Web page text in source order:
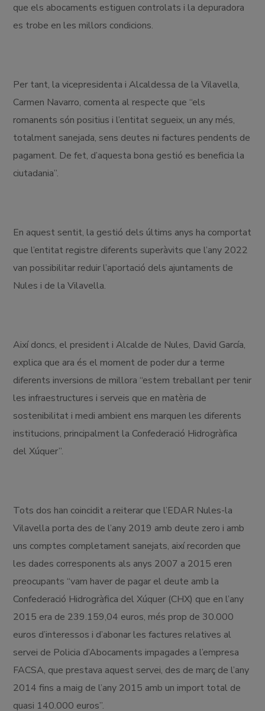
que els abocaments estiguen controlats i la depuradora
es trobe en les millors condicions.
Per tant, la vicepresidenta i Alcaldessa de la Vilavella,
Carmen Navarro, comenta al respecte que “els
romanents són positius i l’entitat segueix, un any més,
totalment sanejada, sens deutes ni factures pendents de
pagament. De fet, d’aquesta bona gestió es beneficia la
ciutadania”.
En aquest sentit, la gestió dels últims anys ha comportat
que l’entitat registre diferents superàvits que l’any 2022
van possibilitar reduir l’aportació dels ajuntaments de
Nules i de la Vilavella.
Així doncs, el president i Alcalde de Nules, David García,
explica que ara és el moment de poder dur a terme
diferents inversions de millora “estem treballant per tenir
les infraestructures i serveis que en matèria de
sostenibilitat i medi ambient ens marquen les diferents
institucions, principalment la Confederació Hidrogràfica
del Xúquer”.
Tots dos han coincidit a reiterar que l’EDAR Nules-la
Vilavella porta des de l’any 2019 amb deute zero i amb
uns comptes completament sanejats, així recorden que
les dades corresponents als anys 2007 a 2015 eren
preocupants “vam haver de pagar el deute amb la
Confederació Hidrogràfica del Xúquer (CHX) que en l’any
2015 era de 239.159,04 euros, més prop de 30.000
euros d’interessos i d’abonar les factures relatives al
servei de Policia d’Abocaments impagades a l’empresa
FACSA, que prestava aquest servei, des de març de l’any
2014 fins a maig de l’any 2015 amb un import total de
quasi 140.000 euros”.